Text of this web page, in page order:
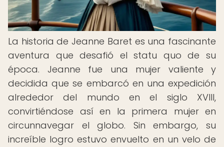
La historia de Jeanne Baret es una fascinante
aventura que desafió el statu quo de su
época. Jeanne fue una mujer valiente y
decidida que se embarcó en una expedición
alrededor del mundo en el siglo XVIII,
convirtiéndose así en la primera mujer en
circunnavegar el globo. Sin embargo, su
increíble logro estuvo envuelto en un velo de